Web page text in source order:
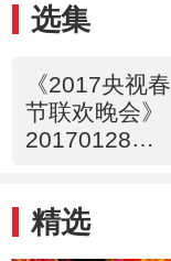
选集
《2017央视春
节联欢晚会》
20170128
精选